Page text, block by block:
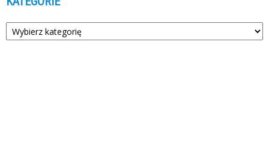
Kategorie